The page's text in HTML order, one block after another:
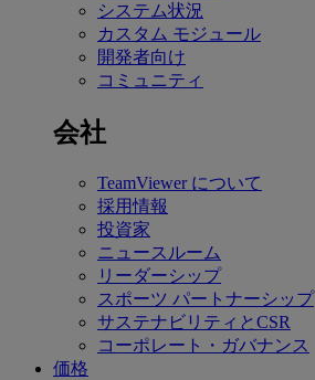
システム状況
カスタム モジュール
開発者向け
コミュニティ
会社
TeamViewer について
採用情報
投資家
ニュースルーム
リーダーシップ
スポーツ パートナーシップ
サステナビリティとCSR
コーポレート・ガバナンス
価格